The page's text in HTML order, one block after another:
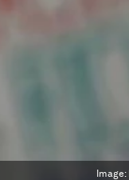
Image: